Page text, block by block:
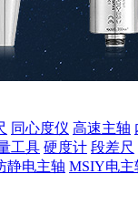
同心度仪 高速主轴
工具 硬度计 段差尺
静电主轴 MSIY电主